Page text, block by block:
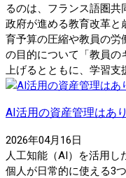
るのは、フランス語圏
政府が進める教育改革と
育予算の圧縮や教員の労
の目的について「教員の
上げるとともに、学習支
AI活用の資産管理はあ
2026年04月16日
人工知能（AI）を活用し
個人が日常的に使える3